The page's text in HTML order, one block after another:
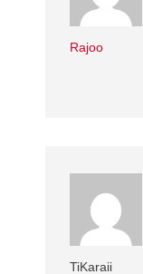
Rajoo
TiKaraii